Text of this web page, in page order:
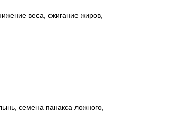
веса, сжигание жиров,
семена панакса ложного,